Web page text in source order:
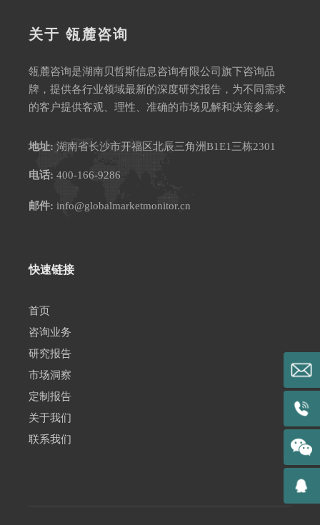
关于 瓴麓咨询
瓴麓咨询是湖南贝哲斯信息咨询有限公司旗下咨询品
牌，提供各行业领域最新的深度研究报告，为不同需求
的客户提供客观、理性、准确的市场见解和决策参考。
地址: 湖南省长沙市开福区北辰三角洲B1E1三栋2301
电话: 400-166-9286
邮件: info@globalmarketmonitor.cn
快速链接
首页
咨询业务
研究报告
市场洞察
定制报告
关于我们
联系我们